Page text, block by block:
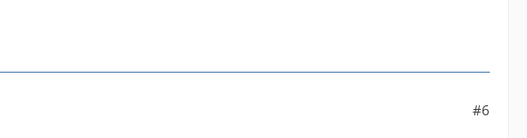
#6